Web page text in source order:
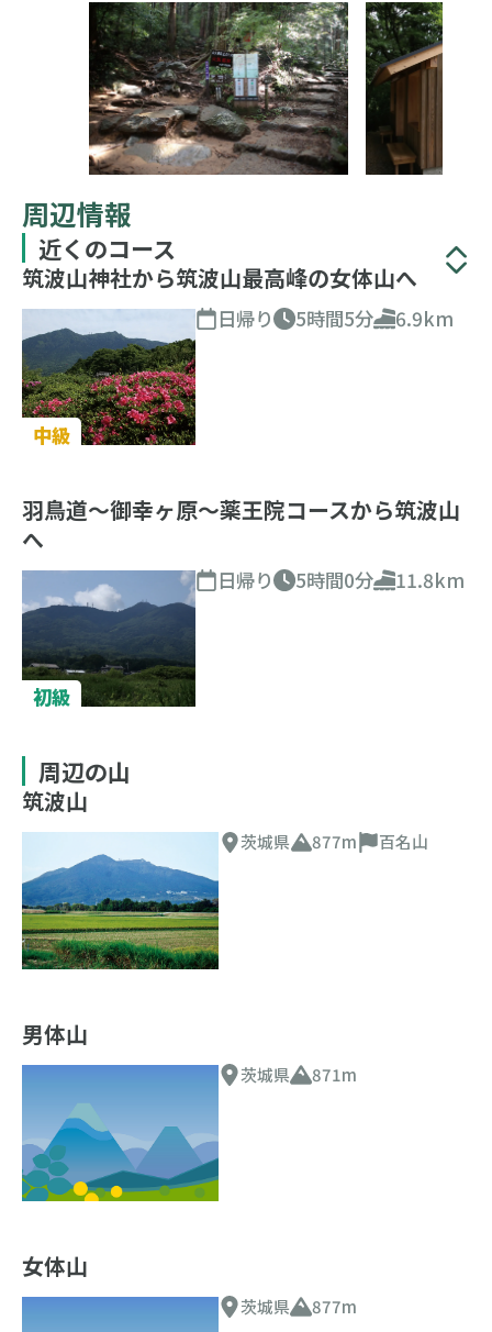
周辺情報
近くのコース
筑波山神社から筑波山最高峰の女体山へ
中級
日帰り 5時間5分 6.9km
羽鳥道～御幸ヶ原～薬王院コースから筑波山
へ
初級
日帰り 5時間0分 11.8km
周辺の山
筑波山
茨城県 877m 百名山
男体山
茨城県 871m
女体山
茨城県 877m